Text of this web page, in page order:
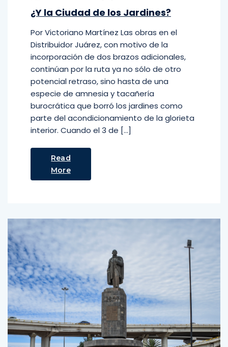
¿Y la Ciudad de los Jardines?
Por Victoriano Martínez Las obras en el
Distribuidor Juárez, con motivo de la
incorporación de dos brazos adicionales,
continúan por la ruta ya no sólo de otro
potencial retraso, sino hasta de una
especie de amnesia y tacañería
burocrática que borró los jardines como
parte del acondicionamiento de la glorieta
interior. Cuando el 3 de […]
Read
More